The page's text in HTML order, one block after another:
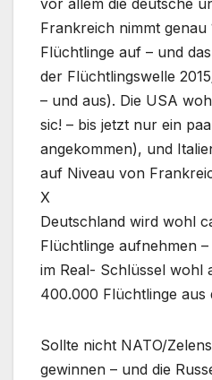
vor allem die deutsche
Frankreich nimmt genau
Flüchtlinge auf – und
der Flüchtlingswelle
– und aus). Die USA
sic! – bis jetzt nur ein
angekommen), und
auf Niveau von
X
Deutschland wird wohl
Flüchtlinge aufnehmen
im Real- Schlüssel wohl
400.000 Flüchtlinge aus
Sollte nicht NATO/
gewinnen – und die